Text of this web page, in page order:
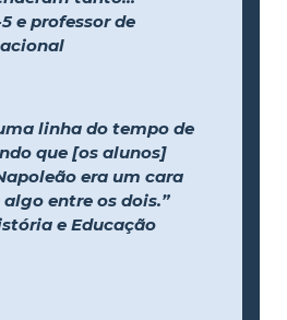
e professor de
linha do tempo de
que [os alunos]
era um cara
entre os dois.”
e Educação